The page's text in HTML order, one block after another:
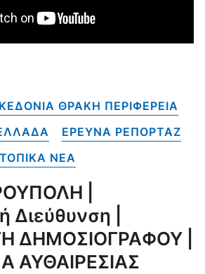
ΘΡΑΚΗ ΠΕΡΙΦΕΡΕΙΑ
ΕΡΕΥΝΑ ΡΕΠΟΡΤΑΖ
ΤΟΠΙΚΑ NEA
|
Διεύθυνση |
ΔΗΜΟΣΙΟΓΡΑΦΟΥ |
ΑΥΘΑΙΡΕΣΙΑΣ